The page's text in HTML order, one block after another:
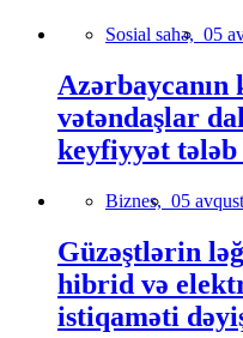
Sosial sahə, 05
Azərbaycanın
vətəndaşlar
keyfiyyət
Biznes, 05
Güzəştlərin
hibrid və
istiqaməti